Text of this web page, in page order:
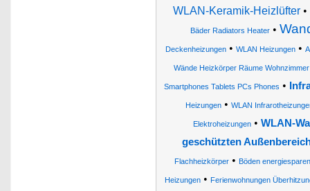
WLAN-Keramik-Heizlüfter•
Bäder Radiators Heater •
Deckenheizungen • WLAN Heizungen •
Wände Heizkörper Räume
Smartphones Tablets PCs Phones •
Heizungen • WLAN
Elektroheizungen• WLAN-
geschützten
Flachheizkörper• Böden
Heizungen • Ferienwohnungen